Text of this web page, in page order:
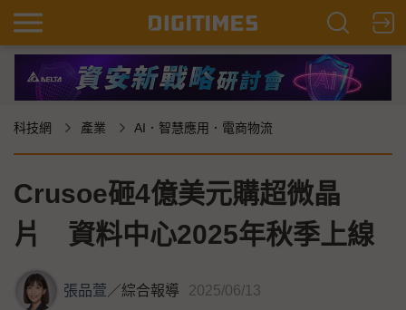
科技網 產業 AI．智慧應用．電商物流
Crusoe砸4億美元購超微晶
片 資料中心2025年秋季上線
張品萱／綜合報導 2025/06/13